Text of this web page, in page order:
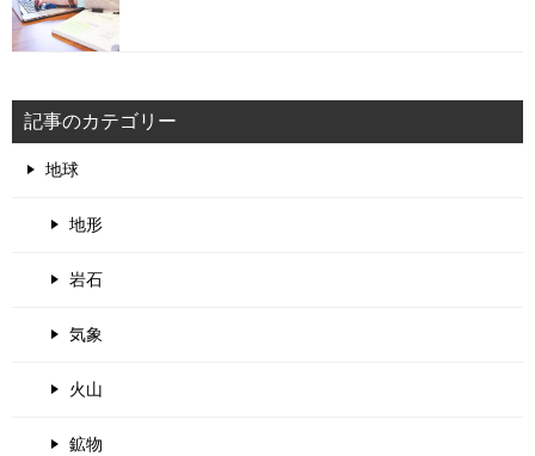
記事のカテゴリー
地球
地形
岩石
気象
火山
鉱物